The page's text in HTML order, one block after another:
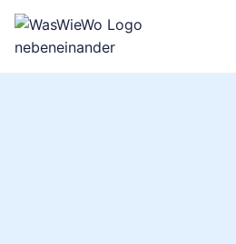
Zum
Inhalt
springen